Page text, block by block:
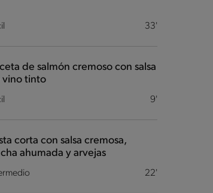
33'
9'
de salmón cremoso con salsa
vino tinto
22'
corta con salsa cremosa,
ahumada y arvejas